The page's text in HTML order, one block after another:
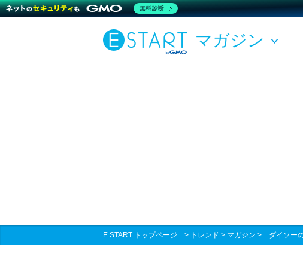
マガジン
E START トップページ > トレンド > マガジン > ダイソー
無料診断